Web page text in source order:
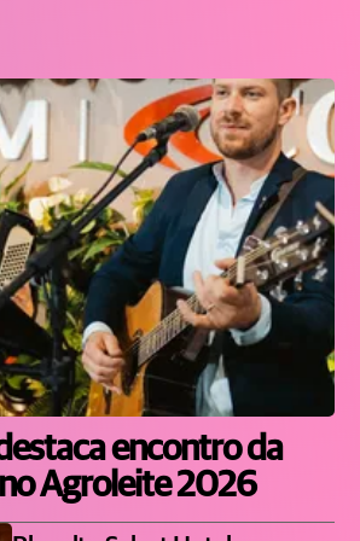
encontro da
Agroleite 2026